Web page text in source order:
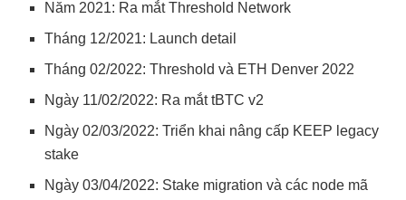
Năm 2021: Ra mắt Threshold Network
Tháng 12/2021: Launch detail
Tháng 02/2022: Threshold và ETH Denver 2022
Ngày 11/02/2022: Ra mắt tBTC v2
Ngày 02/03/2022: Triển khai nâng cấp KEEP legacy
stake
Ngày 03/04/2022: Stake migration và các node mã